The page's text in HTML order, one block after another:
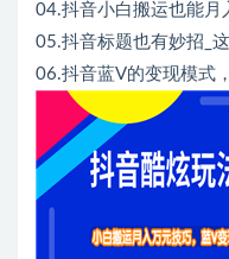
04.抖音小白搬运也能月
05.抖音标题也有妙招_
06.抖音蓝V的变现模式